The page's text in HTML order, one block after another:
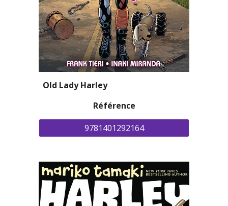
Old Lady Harley
Référence
9781401292164